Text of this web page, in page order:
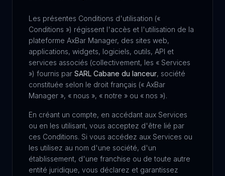
Les présentes Conditions d'utilisation («
Conditions ») régissent l'accès et l'utilisation de la
plateforme AxBar Manager, des sites web,
applications, widgets, logiciels, outils, API et
services associés (collectivement, les « Services
») fournis par SARL Cabane du lanceur, société
constituée selon le droit français (« AxBar
Manager », « nous », « notre » ou « nos »).
En créant un compte, en accédant aux Services
ou en les utilisant, vous acceptez d'être lié par
ces Conditions. Si vous accédez aux Services ou
les utilisez au nom d'une société, d'un
établissement, d'une franchise ou de toute autre
entité juridique, vous déclarez et garantissez